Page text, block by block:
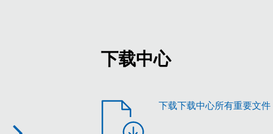
全新研发，顶级水准
下载中心
下载下载中心所有重要文件